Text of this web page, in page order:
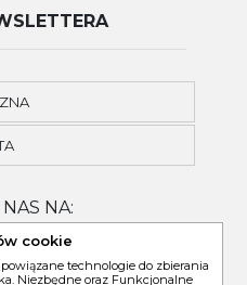
NA:
cookie
technologie do zbierania
Niezbędne oraz Funkcjonalne